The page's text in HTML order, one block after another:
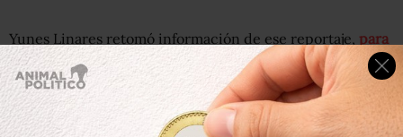
Yunes Linares retomó información de ese reportaje, para
agregarla en una denuncia presentada contra el
gobernador de Veracruz.
“Los desvíos de los que se habla, solo existen en la